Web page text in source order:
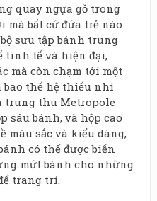
quay ngựa gỗ trong
bất cứ đứa trẻ nào
sưu tập bánh trung
tinh tế và hiện đại,
mà còn chạm tới một
bao thế hệ thiếu nhi
trung thu Metropole
sáu bánh, và hộp cao
màu sắc và kiểu dáng,
có thể được biến
mứt bánh cho những
trang trí.